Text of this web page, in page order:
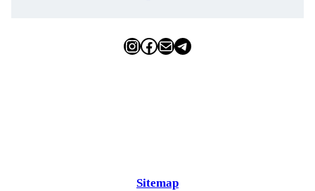
InstagramFacebook Email Telegram
Sitemap